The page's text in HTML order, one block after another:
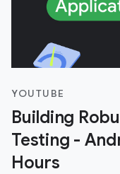
YOUTUBE
Building
Testing -
Hours